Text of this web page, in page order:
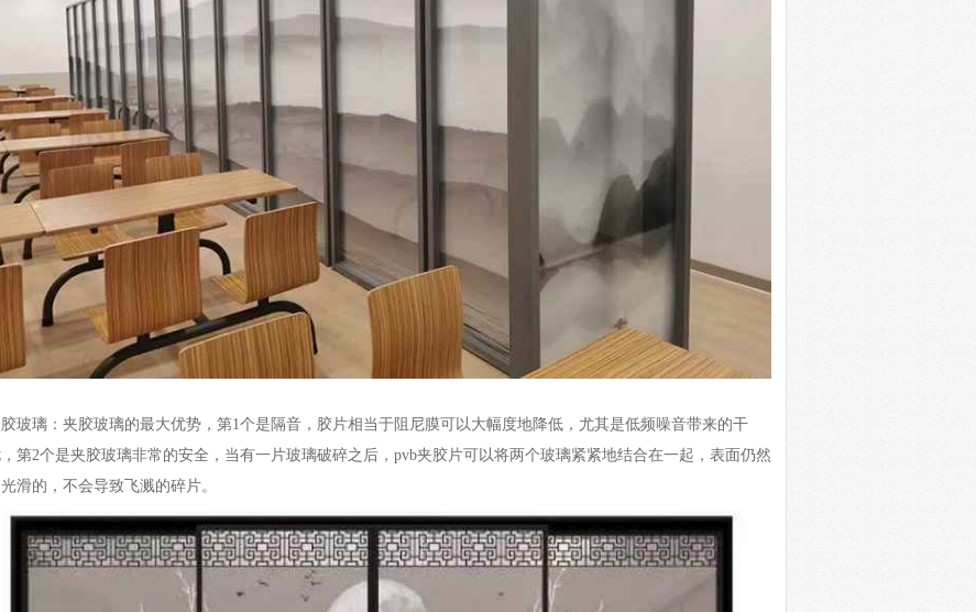
玻璃：夹胶玻璃的最大优势，第1个是隔音，胶片相当于阻尼膜可以大幅度地降低，尤其是低频噪音带来的干
第2个是夹胶玻璃非常的安全，当有一片玻璃破碎之后，pvb夹胶片可以将两个玻璃紧紧地结合在一起，表面仍然
滑的，不会导致飞溅的碎片。